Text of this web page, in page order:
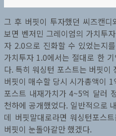
그 후 버핏이 투자했던 씨즈캔
보면 벤저민 그레이엄의 가치투
자 2.0으로 진화할 수 있었는지
가치투자 1.0에서는 절대로 한
다. 특히 워싱턴 포스트는 버핏이
버핏이 매수할 당시 시가총액이
포스트 내재가치가 4~5억 달러
천하에 공개했었다. 일반적으로
데 버핏말대로라면 워싱턴포스
버핏이 눈돌아갈만 했겠다.